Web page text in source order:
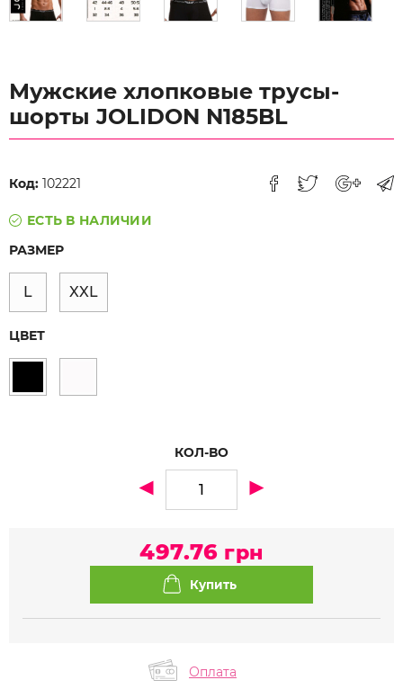
Мужские хлопковые трусы-
шорты JOLIDON N185BL
Код: 102221
ЕСТЬ В НАЛИЧИИ
РАЗМЕР
L XXL
ЦВЕТ
КОЛ-ВО
497.76 грн
Оплата